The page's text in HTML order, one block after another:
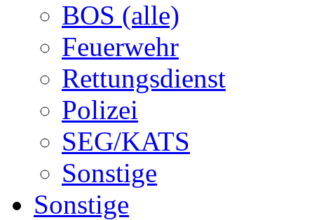
BOS (alle)
Feuerwehr
Rettungsdienst
Polizei
SEG/KATS
Sonstige
Sonstige